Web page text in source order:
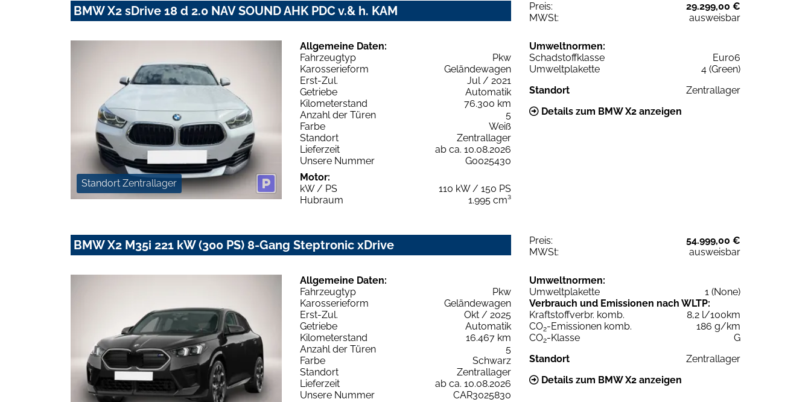
BMW X2 sDrive 18 d 2.0 NAV SOUND AHK PDC v.& h. KAM Preis:
29.299,00 €
MWSt:
ausweisbar
Standort Zentrallager
Allgemeine Daten:
Fahrzeugtyp
Pkw
Karosserieform
Geländewagen
Erst-Zul.
Jul / 2021
Getriebe
Automatik
Kilometerstand
76.300 km
Anzahl der Türen
5
Farbe
Weiß
Standort
Zentrallager
Lieferzeit
ab ca. 10.08.2026
Unsere Nummer
G0025430
Motor:
kW / PS
110 kW / 150 PS
Hubraum
1.995 cm³
Umweltnormen:
Schadstoffklasse
Euro6
Umweltplakette
4 (Green)
Standort
Zentrallager
Details zum BMW X2 anzeigen
BMW X2 M35i 221 kW (300 PS) 8-Gang Steptronic xDrive Preis:
54.999,00 €
MWSt:
ausweisbar
Allgemeine Daten:
Fahrzeugtyp
Pkw
Karosserieform
Geländewagen
Erst-Zul.
Okt / 2025
Getriebe
Automatik
Kilometerstand
16.467 km
Anzahl der Türen
5
Farbe
Schwarz
Standort
Zentrallager
Lieferzeit
ab ca. 10.08.2026
Unsere Nummer
CAR3025830
Umweltnormen:
Umweltplakette
1 (None)
Verbrauch und Emissionen nach WLTP:
Kraftstoffverbr. komb.
8,2 l/100km
CO2-Emissionen komb.
186 g/km
CO2-Klasse
G
Standort
Zentrallager
Details zum BMW X2 anzeigen